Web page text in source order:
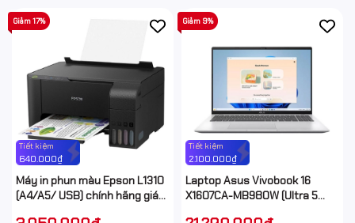
Tiết kiệm
640.000₫
Giảm 17%
Máy in phun màu Epson L1310
(A4/A5/ USB) chính hãng giá
Tiết kiệm
2.100.000₫
Giảm 9%
Laptop Asus Vivobook 16
X1607CA-MB980W (Ultra 5